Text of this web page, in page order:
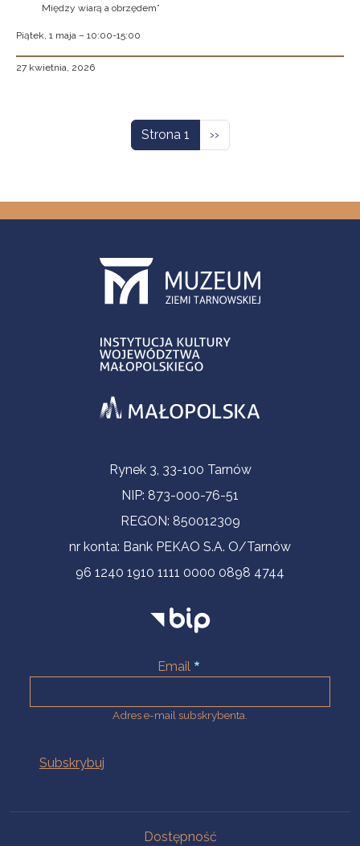
Między wiarą a obrzędem”
Piątek, 1 maja – 10:00-15:00
27 kwietnia, 2026
Strona 1 Następna strona
››
Informacje kontaktoweRynek 3, 33-100 Tarnów
NIP: 873-000-76-51
REGON: 850012309
nr konta: Bank PEKAO S.A. O/Tarnów
96 1240 1910 1111 0000 0898 4744
Email
Adres e-mail subskrybenta.
Dostępność